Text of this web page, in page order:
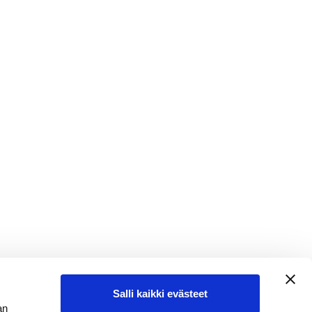
Salli kaikki evästeet